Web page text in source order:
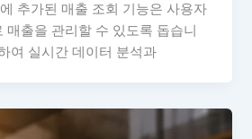
추가된 매출 조회 기능은 사용자
매출을 관리할 수 있도록 돕습니
여 실시간 데이터 분석과